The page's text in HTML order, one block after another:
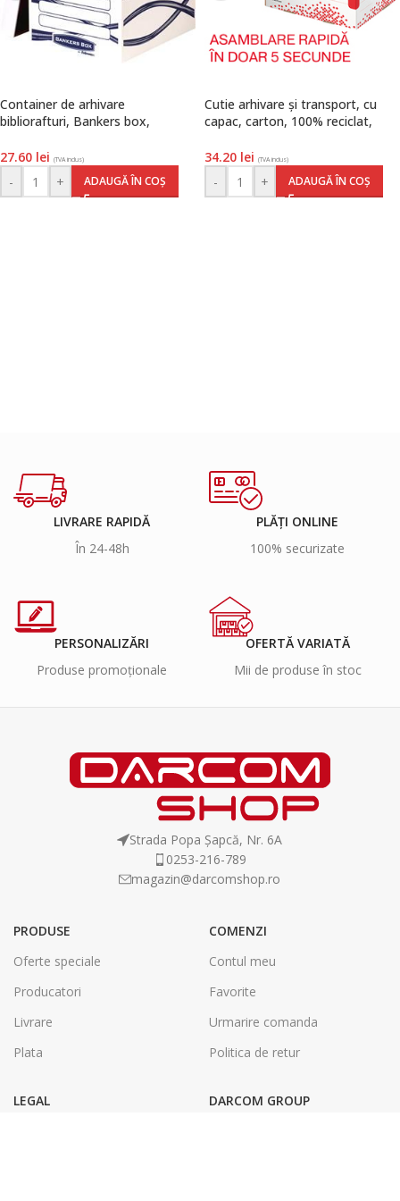
Container de arhivare
bibliorafturi, Bankers box,
27.60 lei (TVA inclus)
- + ADAUGĂ ÎN COȘ
Cutie arhivare și transport, cu
capac, carton, 100% reciclat,
34.20 lei (TVA inclus)
- + ADAUGĂ ÎN COȘ
LIVRARE RAPIDĂ
În 24-48h
PLĂȚI ONLINE
100% securizate
PERSONALIZĂRI
Produse promoționale
OFERTĂ VARIATĂ
Mii de produse în stoc
Strada Popa Șapcă, Nr. 6A
0253-216-789
magazin@darcomshop.ro
PRODUSE
Oferte speciale
Producatori
Livrare
Plata
COMENZI
Contul meu
Favorite
Urmarire comanda
Politica de retur
LEGAL
DARCOM GROUP